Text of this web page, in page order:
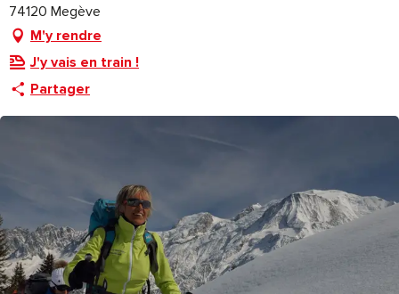
74120 Megève
M'y rendre
J'y vais en train !
Partager